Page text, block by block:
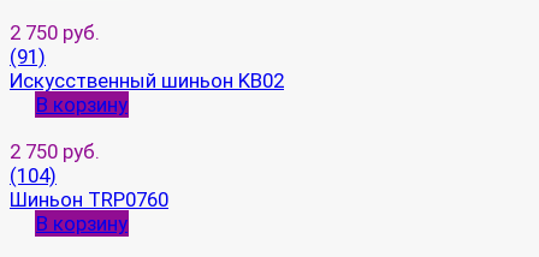
2 750 руб.
(91)
Искусственный шиньон KB02
В корзину
2 750 руб.
(104)
Шиньон TRP0760
В корзину